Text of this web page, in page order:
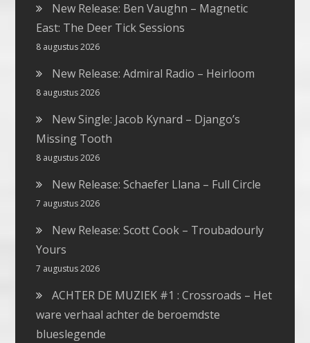
New Release: Ben Vaughn – Magnetic
East: The Deer Tick Sessions
8 augustus 2026
New Release: Admiral Radio – Heirloom
8 augustus 2026
New Single: Jacob Kynard – Django’s
Missing Tooth
8 augustus 2026
New Release: Schaefer Llana – Full Circle
7 augustus 2026
New Release: Scott Cook – Troubadourly
Yours
7 augustus 2026
ACHTER DE MUZIEK #1 : Crossroads – Het
ware verhaal achter de beroemdste
blueslegende